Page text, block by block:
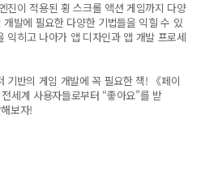
진이 적용된 횡 스크롤 액션 게임까지 다양
발에 필요한 다양한 기법들을 익힐 수 있
익히고 나아가 앱 디자인과 앱 개발 프로세
기반의 게임 개발에 꼭 필요한 책! 《페이
세계 사용자들로부터 “좋아요”를 받
보자!